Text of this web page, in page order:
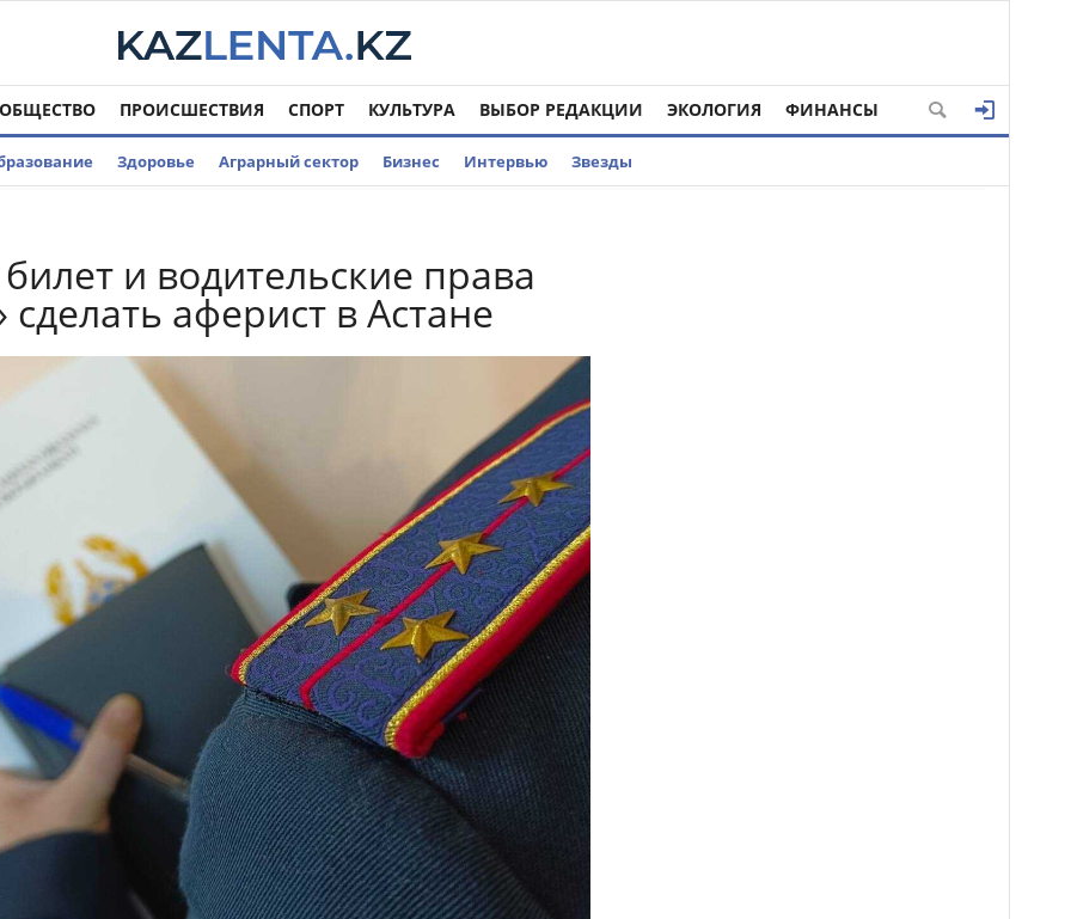
ОБЩЕСТВО ПРОИСШЕСТВИЯ СПОРТ КУЛЬТУРА ВЫБОР РЕДАКЦИИ ЭКОЛОГИЯ ФИНАНСЫ
Здоровье Аграрный сектор Бизнес Интервью Звезды
и водительские права
аферист в Астане